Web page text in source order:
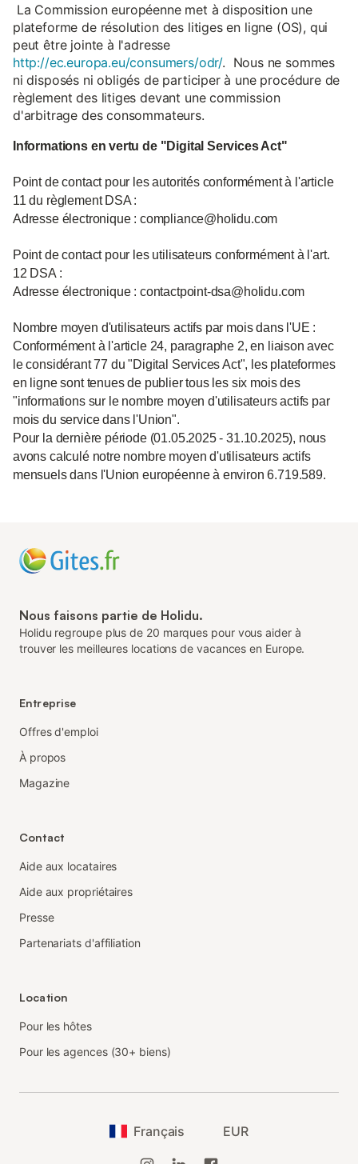
La Commission européenne met à disposition une
plateforme de résolution des litiges en ligne (OS), qui
peut être jointe à l'adresse
http://ec.europa.eu/consumers/odr/. Nous ne sommes
ni disposés ni obligés de participer à une procédure de
règlement des litiges devant une commission
d'arbitrage des consommateurs.
Informations en vertu de "Digital Services Act"
Point de contact pour les autorités conformément à l'article
11 du règlement DSA :
Adresse électronique : compliance@holidu.com
Point de contact pour les utilisateurs conformément à l'art.
12 DSA :
Adresse électronique : contactpoint-dsa@holidu.com
Nombre moyen d'utilisateurs actifs par mois dans l'UE :
Conformément à l'article 24, paragraphe 2, en liaison avec
le considérant 77 du "Digital Services Act", les plateformes
en ligne sont tenues de publier tous les six mois des
"informations sur le nombre moyen d'utilisateurs actifs par
mois du service dans l'Union".
Pour la dernière période (01.05.2025 - 31.10.2025), nous
avons calculé notre nombre moyen d'utilisateurs actifs
mensuels dans l'Union européenne à environ 6.719.589.
Nous faisons partie de Holidu.
Holidu regroupe plus de 20 marques pour vous aider à
trouver les meilleures locations de vacances en Europe.
Entreprise
Offres d'emploi
À propos
Magazine
Contact
Aide aux locataires
Aide aux propriétaires
Presse
Partenariats d'affiliation
Location
Pour les hôtes
Pour les agences (30+ biens)
Français EUR